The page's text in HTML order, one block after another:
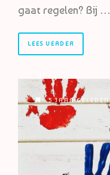
gaat regelen? Bij …
LEES VERDER
5 JAAR GELEDEN